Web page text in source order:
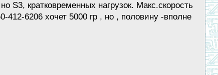
кратковременных нагрузок. Макс.скорость
6206 хочет 5000 гр , но , половину -вполне